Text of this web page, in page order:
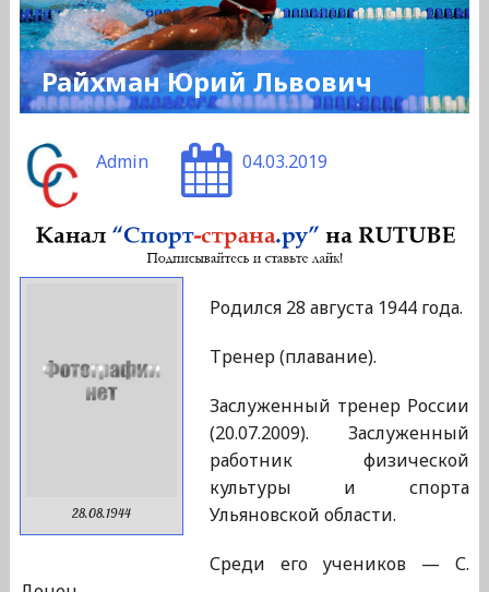
Райхман Юрий Львович
Admin 04.03.2019
28.08.1944
Родился 28 августа 1944 года.
Тренер (плавание).
Заслуженный тренер России
(20.07.2009). Заслуженный
работник физической
культуры и спорта
Ульяновской области.
Среди его учеников — С.